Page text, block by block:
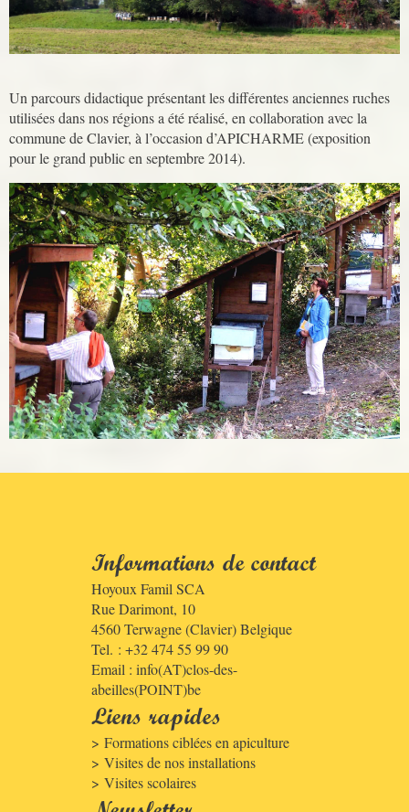
Un parcours didactique présentant les différentes anciennes ruches
utilisées dans nos régions a été réalisé, en collaboration avec la
commune de Clavier, à l’occasion d’APICHARME (exposition
pour le grand public en septembre 2014).
Informations de contact
Hoyoux Famil SCA
Rue Darimont, 10
4560Terwagne (Clavier)Belgique
Tel. : +32 474 55 99 90
Email : info(AT)clos-des-
abeilles(POINT)be
Liens rapides
Formations ciblées en apiculture
Visites de nos installations
Visites scolaires